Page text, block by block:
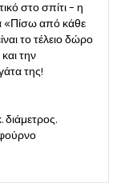
στο σπίτι – η
«Πίσω από κάθε
το τέλειο δώρο
την
της!
διάμετρος.